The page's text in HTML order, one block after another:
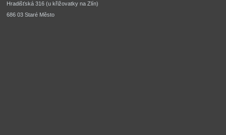
Hradišťská 316 (u křižovatky na Zlín)
686 03 Staré Město